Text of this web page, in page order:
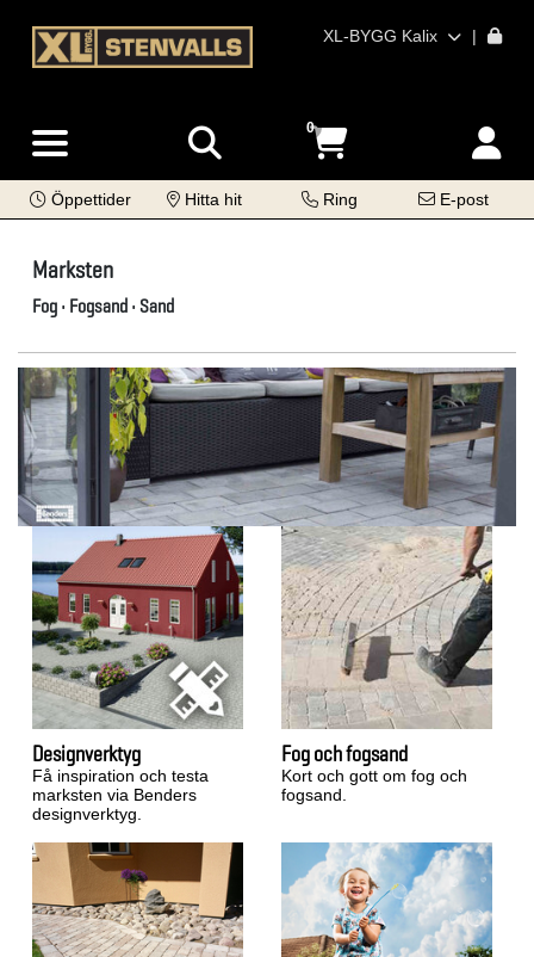
XL-BYGG Kalix |
0
Öppettider Hitta hit Ring E-post
Marksten
Fog • Fogsand • Sand
Designverktyg
Få inspiration och testa
marksten via Benders
designverktyg.
Fog och fogsand
Kort och gott om fog och
fogsand.